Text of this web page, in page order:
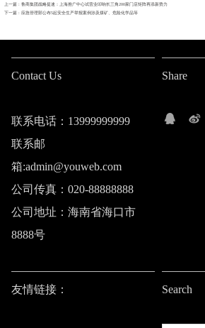
上一篇 : 鲁商集团战略提速：上海推广中心试营业叩响长三角200家门店矩阵再添新势力
下一篇 : 应急管理部公布5起安全生产举报案例涉及煤矿、危险化学品等
Contact Us
联系电话：13999999999
联系邮
箱:admin@youweb.com
公司传真：020-88888888
公司地址：海南省海口市
8888号
Share
友情链接： Search